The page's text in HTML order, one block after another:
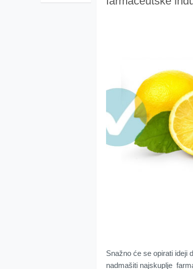
Snažno će se opirati ideji
nadmašiti najskuplje